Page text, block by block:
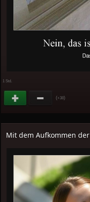
1 Std.
(+38)
Mit dem Aufkommen